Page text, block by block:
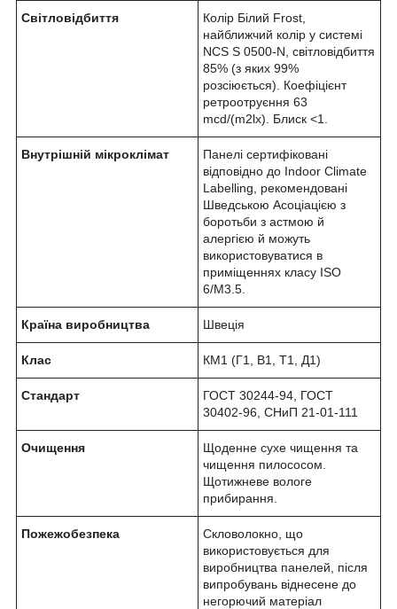
Світловідбиття
Колір Білий Frost,
найближчий колір у системі
NCS S 0500-N, світловідбиття
85% (з яких 99%
розсіюється). Коефіцієнт
ретроотруєння 63
mcd/(m2lx). Блиск <1.
Внутрішній мікроклімат
Панелі сертифіковані
відповідно до Indoor Climate
Labelling, рекомендовані
Шведською Асоціацією з
боротьби з астмою й
алергією й можуть
використовуватися в
приміщеннях класу ISO
6/M3.5.
Країна виробництва Швеція
Клас КМ1 (Г1, В1, Т1, Д1)
Стандарт
ГОСТ 30244-94, ГОСТ
30402-96, СНиП 21-01-111
Очищення
Щоденне сухе чищення та
чищення пилососом.
Щотижневе вологе
прибирання.
Пожежобезпека
Скловолокно, що
використовується для
виробництва панелей, після
випробувань віднесене до
негорючий матеріал